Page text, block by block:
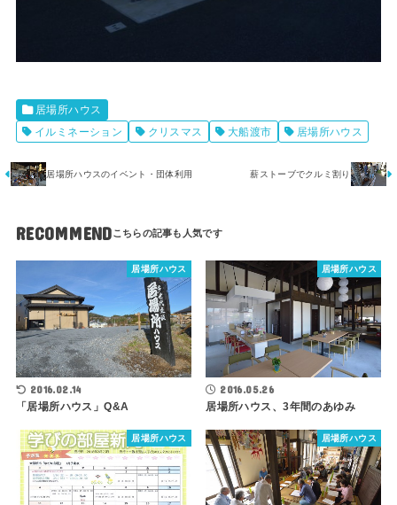
居場所ハウス
イルミネーション
クリスマス 大船渡市 居場所ハウス
居場所ハウスのイベント・団体利用 薪ストーブでクルミ割り
RECOMMEND
居場所ハウス
2016.02.14
「居場所ハウス」Q&A
居場所ハウス
2016.05.26
居場所ハウス、3年間のあゆみ
居場所ハウス 居場所ハウス